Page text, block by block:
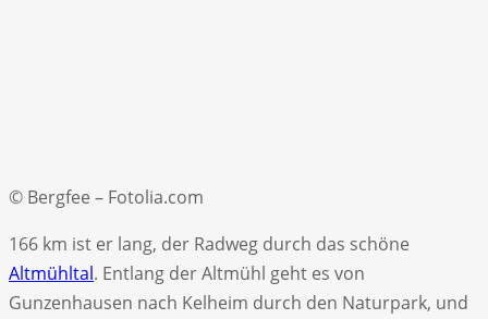
© Bergfee – Fotolia.com
166 km ist er lang, der Radweg durch das schöne
Altmühltal. Entlang der Altmühl geht es von
Gunzenhausen nach Kelheim durch den Naturpark, und